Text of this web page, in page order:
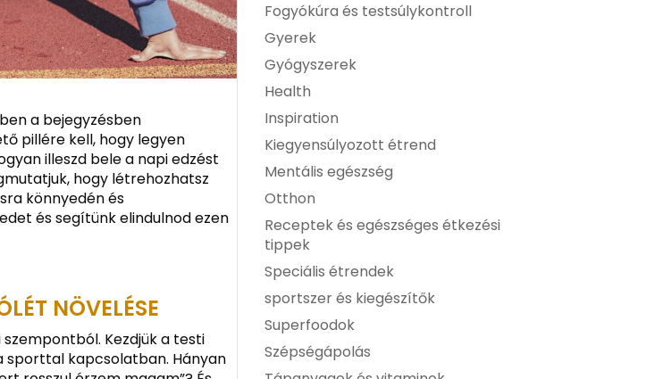
a bejegyzésben
pillére kell, hogy legyen
illeszd bele a napi edzést
hogy létrehozhatsz
könnyedén és
és segítünk elindulnod ezen
NÖVELÉSE
Kezdjük a testi
sporttal kapcsolatban. Hányan
Fogyókúra és testsúlykontroll
Gyerek
Gyógyszerek
Health
Inspiration
Kiegyensúlyozott étrend
Mentális egészség
Otthon
Receptek és egészséges étkezési
tippek
Speciális étrendek
sportszer és kiegészítők
Superfoodok
Szépségápolás